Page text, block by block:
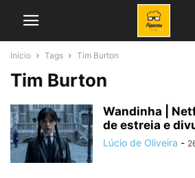
Início Tags Tim Burton
Tim Burton
Wandinha |
de estreia e
Lúcio de Oliveira -